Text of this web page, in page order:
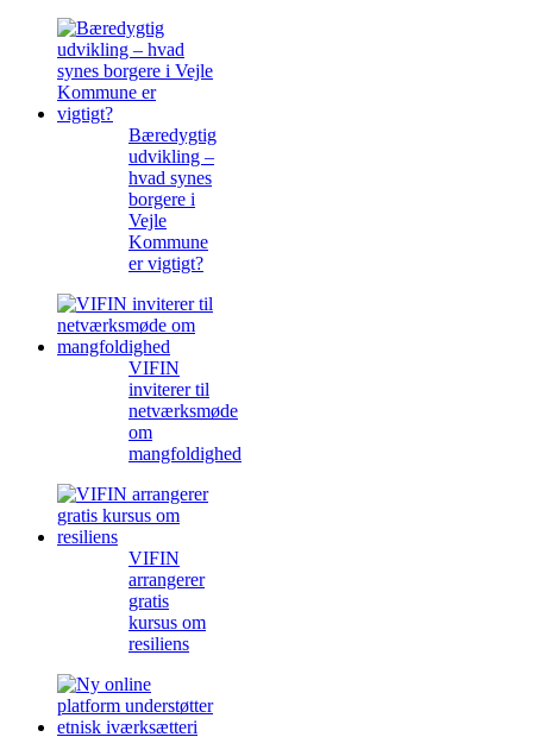
Bæredygtig
udvikling –
hvad synes
borgere i
Vejle
Kommune
er vigtigt?
VIFIN
inviterer til
netværksmøde
om
mangfoldighed
VIFIN
arrangerer
gratis
kursus om
resiliens